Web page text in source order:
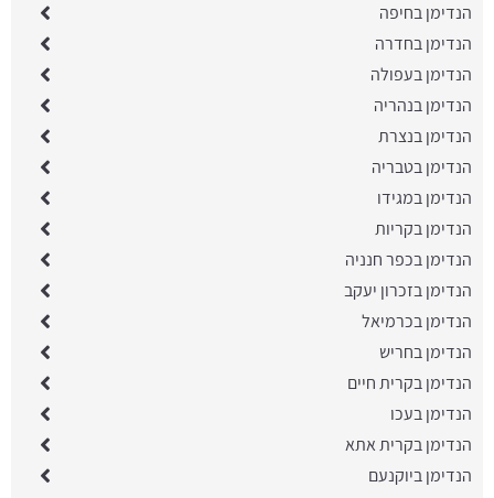
הנדימן בחיפה
הנדימן בחדרה
הנדימן בעפולה
הנדימן בנהריה
הנדימן בנצרת
הנדימן בטבריה
הנדימן במגידו
הנדימן בקריות
הנדימן בכפר חנניה
הנדימן בזכרון יעקב
הנדימן בכרמיאל
הנדימן בחריש
הנדימן בקרית חיים
הנדימן בעכו
הנדימן בקרית אתא
הנדימן ביוקנעם